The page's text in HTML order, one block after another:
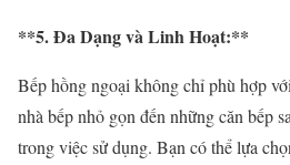
**5. Đa Dạng và Linh Hoạt:**
Bếp hồng ngoại không chỉ phù hợp
nhà bếp nhỏ gọn đến những căn bếp
trong việc sử dụng. Bạn có thể lựa